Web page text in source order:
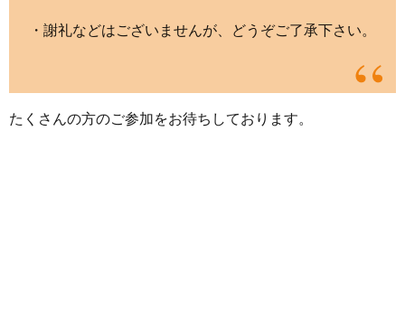
・謝礼などはございませんが、どうぞご了承下さい。
たくさんの方のご参加をお待ちしております。